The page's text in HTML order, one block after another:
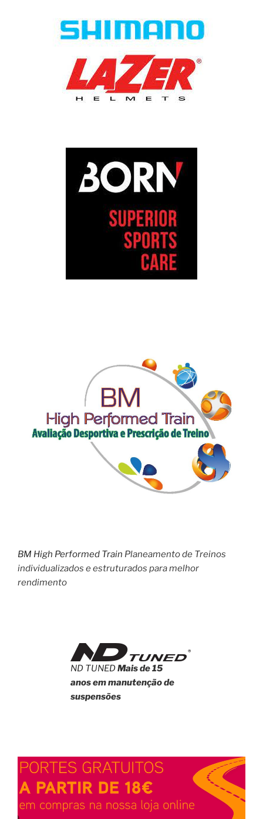
BM High Performed Train Planeamento de Treinos
individualizados e estruturados para melhor
rendimento
ND TUNEDMais de 15
anos em manutenção de
suspensões